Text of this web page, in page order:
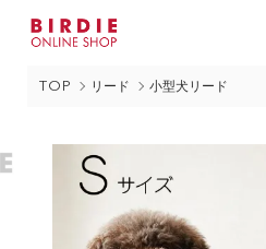
TOP リード 小型犬リード